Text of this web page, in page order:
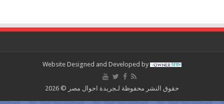
Website Designed and Developed by
حقوق النشر محفوظة لـجريدة احوال مصر © 2026